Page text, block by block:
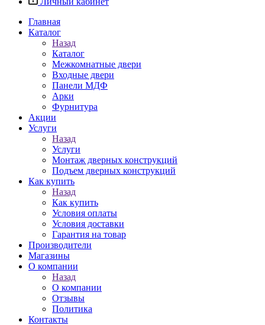
Главная
Каталог
Назад
Каталог
Межкомнатные двери
Входные двери
Панели МДФ
Арки
Фурнитура
Акции
Услуги
Назад
Услуги
Монтаж дверных конструкций
Подъем дверных конструкций
Как купить
Назад
Как купить
Условия оплаты
Условия доставки
Гарантия на товар
Производители
Магазины
О компании
Назад
О компании
Отзывы
Политика
Контакты